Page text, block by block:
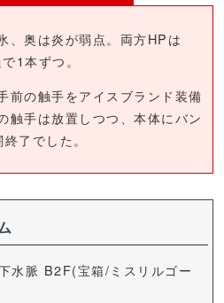
、奥は炎が弱点。両方HPは
1本ずつ。
前の触手をアイスブランド装備
触手は放置しつつ、本体にバン
了でした。
水脈 B2F(宝箱/ミスリルゴー